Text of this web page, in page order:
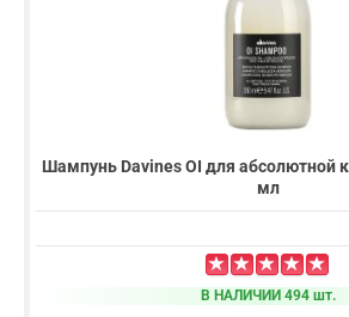
Шампунь Davines OI для абсолютной
мл
В НАЛИЧИИ 494 шт.